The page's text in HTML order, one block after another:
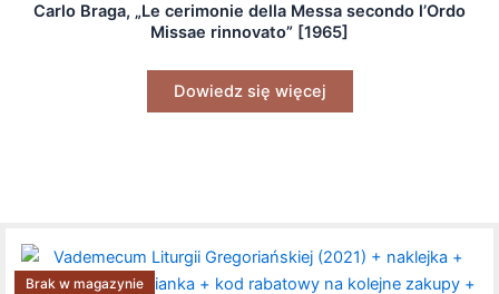
Carlo Braga, „Le cerimonie della Messa secondo l’Ordo
Missae rinnovato” [1965]
Dowiedz się więcej
Brak w magazynie